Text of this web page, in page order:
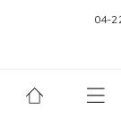
04-